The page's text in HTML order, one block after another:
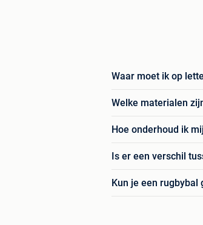
Waar moet ik op
Welke materialen
Hoe onderhoud ik
Is er een verschil
Kun je een